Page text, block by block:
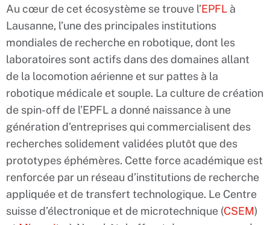
Au cœur de cet écosystème se trouve l’EPFL à
Lausanne, l’une des principales institutions
mondiales de recherche en robotique, dont les
laboratoires sont actifs dans des domaines allant
de la locomotion aérienne et sur pattes à la
robotique médicale et souple. La culture de création
de spin-off de l’EPFL a donné naissance à une
génération d’entreprises qui commercialisent des
recherches solidement validées plutôt que des
prototypes éphémères. Cette force académique est
renforcée par un réseau d’institutions de recherche
appliquée et de transfert technologique. Le Centre
suisse d’électronique et de microtechnique (CSEM)